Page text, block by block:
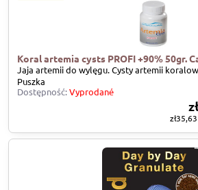
Koral artemia cysts PROFI +90% 50gr.
Jaja artemii do wylęgu. Cysty artemii
Puszka
Dostępność:Vyprodané
zł35,63